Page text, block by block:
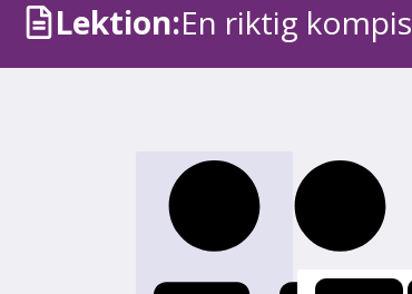
Lektion:En riktig kompis